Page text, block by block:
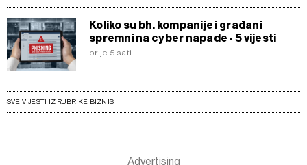
Koliko su bh. kompanije i građani
spremni na cyber napade - 5 vijesti
prije 5 sati
SVE VIJESTI IZ RUBRIKE BIZNIS